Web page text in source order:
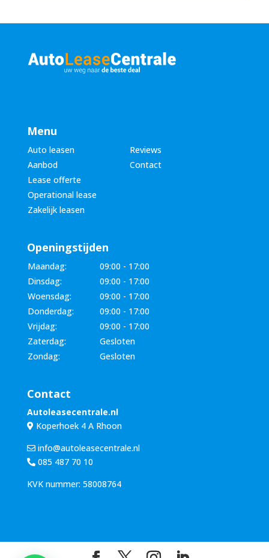
Menu
Auto leasen
Reviews
Aanbod
Contact
Lease offerte
Operational lease
Zakelijk leasen
Openingstijden
Maandag:
09:00 - 17:00
Dinsdag:
09:00 - 17:00
Woensdag:
09:00 - 17:00
Donderdag:
09:00 - 17:00
Vrijdag:
09:00 - 17:00
Zaterdag:
Gesloten
Zondag:
Gesloten
Contact
Autoleasecentrale.nl
Koperhoek 4 A Rhoon
info@autoleasecentrale.nl
085 487 70 10
KVK nummer: 58008764